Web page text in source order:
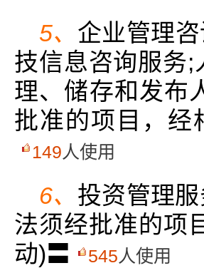
5、 企业管理
技信息咨询服务
理、储存和发布
批准的项目，经
149人使用
6、 投资管理
法须经批准的项
动)〓
545人使用